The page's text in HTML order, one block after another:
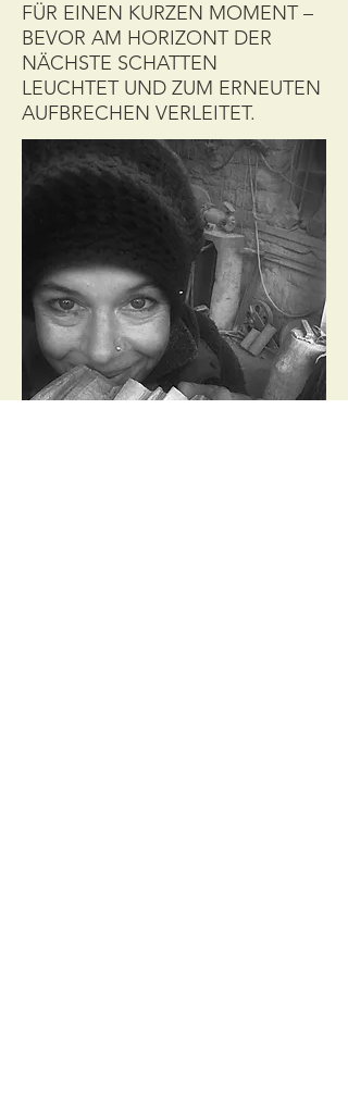
FÜR EINEN KURZEN MOMENT –
BEVOR AM HORIZONT DER
NÄCHSTE SCHATTEN
LEUCHTET UND ZUM ERNEUTEN
AUFBRECHEN VERLEITET.